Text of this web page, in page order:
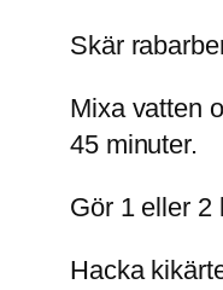
Skär
Mixa vatten
45 minuter.
Gör 1 eller 2
Hacka